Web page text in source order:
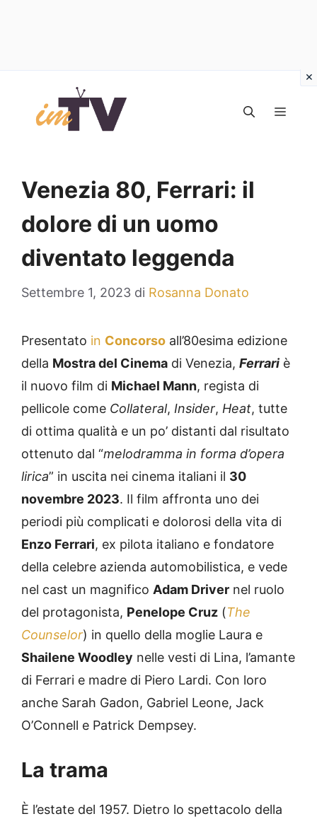
contenuto
Venezia 80, Ferrari: il
dolore di un uomo
diventato leggenda
Settembre 1, 2023 di Rosanna Donato
Presentato in Concorso all’80esima edizione
della Mostra del Cinema di Venezia, Ferrari è
il nuovo film di Michael Mann, regista di
pellicole come Collateral, Insider, Heat, tutte
di ottima qualità e un po’ distanti dal risultato
ottenuto dal “melodramma in forma d’opera
lirica” in uscita nei cinema italiani il 30
novembre 2023. Il film affronta uno dei
periodi più complicati e dolorosi della vita di
Enzo Ferrari, ex pilota italiano e fondatore
della celebre azienda automobilistica, e vede
nel cast un magnifico Adam Driver nel ruolo
del protagonista, Penelope Cruz (The
Counselor) in quello della moglie Laura e
Shailene Woodley nelle vesti di Lina, l’amante
di Ferrari e madre di Piero Lardi. Con loro
anche Sarah Gadon, Gabriel Leone, Jack
O’Connell e Patrick Dempsey.
La trama
È l’estate del 1957. Dietro lo spettacolo della